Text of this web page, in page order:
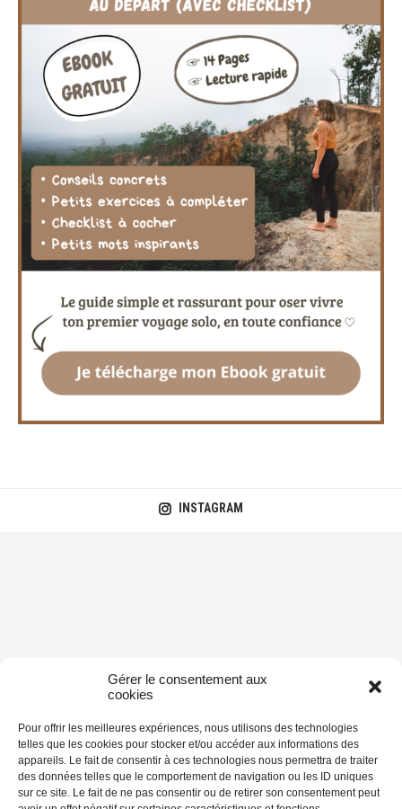
Gérer le consentement aux
cookies
Pour offrir les meilleures expériences, nous utilisons des technologies
telles que les cookies pour stocker et/ou accéder aux informations des
appareils. Le fait de consentir à ces technologies nous permettra de traiter
des données telles que le comportement de navigation ou les ID uniques
sur ce site. Le fait de ne pas consentir ou de retirer son consentement peut
INSTAGRAM